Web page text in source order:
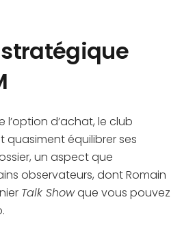
l’option d’achat, le club
quasiment équilibrer ses
un aspect que
observateurs, dont Romain
Talk Showque vous pouvez